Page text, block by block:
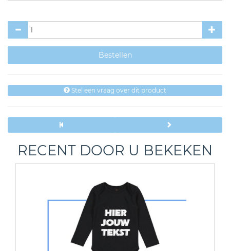
Stel een vraag over dit product
RECENT DOOR U BEKEKEN